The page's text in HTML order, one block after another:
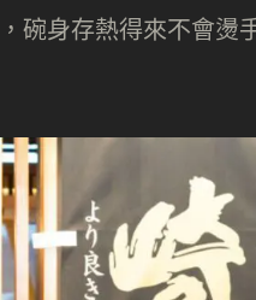
碗身存熱得來不會燙